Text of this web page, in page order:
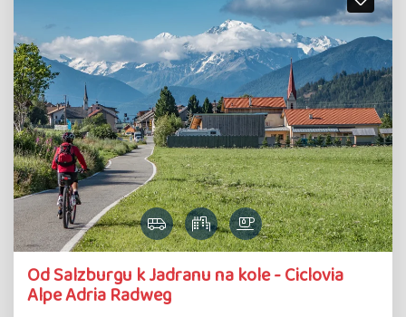
Od Salzburgu k Jadranu na kole - Ciclovia
Alpe Adria Radweg